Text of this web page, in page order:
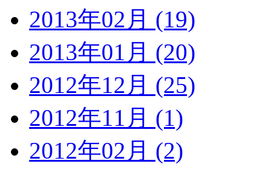
2013年02月 (19)
2013年01月 (20)
2012年12月 (25)
2012年11月 (1)
2012年02月 (2)